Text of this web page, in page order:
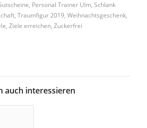
, Personal Trainer Ulm, Schlank
, Traumfigur 2019, Weihnachtsgeschenk,
, Ziele erreichen, Zuckerfrei
auch interessieren